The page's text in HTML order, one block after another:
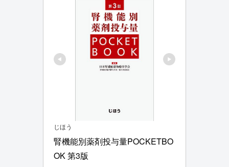
じほう
腎機能別薬剤投与量POCKETBO
OK 第3版